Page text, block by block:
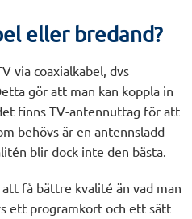
eller bredand?
via coaxialkabel, dvs
gör att man kan koppla in
finns TV-antennuttag för att
behövs är en antennsladd
blir dock inte den bästa.
få bättre kvalité än vad man
ett programkort och ett sätt